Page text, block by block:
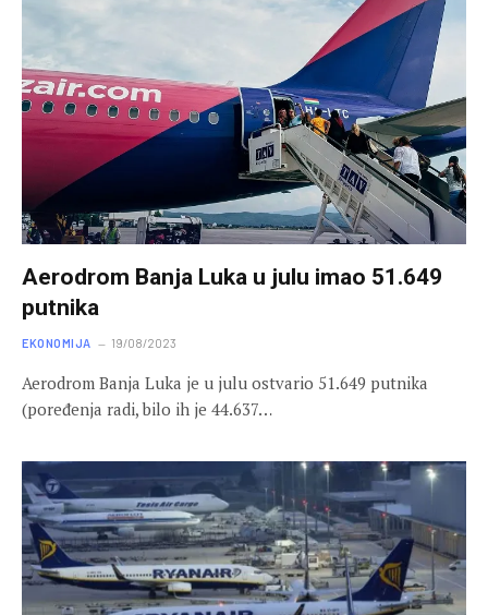
Aerodrom Banja Luka u julu imao 51.649
putnika
EKONOMIJA 19/08/2023
Aerodrom Banja Luka je u julu ostvario 51.649 putnika
(poređenja radi, bilo ih je 44.637…